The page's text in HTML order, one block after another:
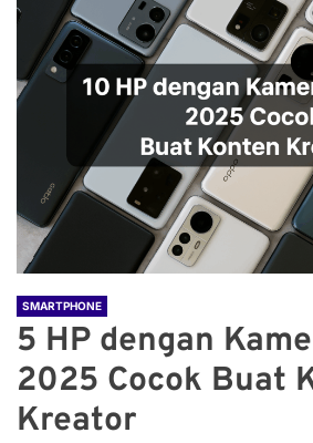
SMARTPHONE
5 HP dengan
2025 Cocok Buat
Kreator